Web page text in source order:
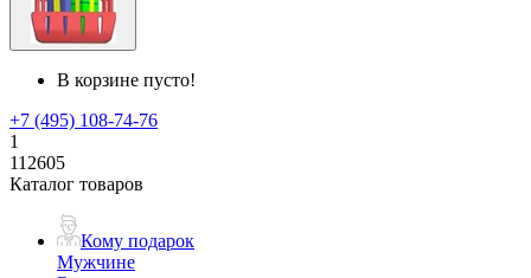
В корзине пусто!
+7 (495) 108-74-76
1
112605
Каталог товаров
Кому подарок
Мужчине